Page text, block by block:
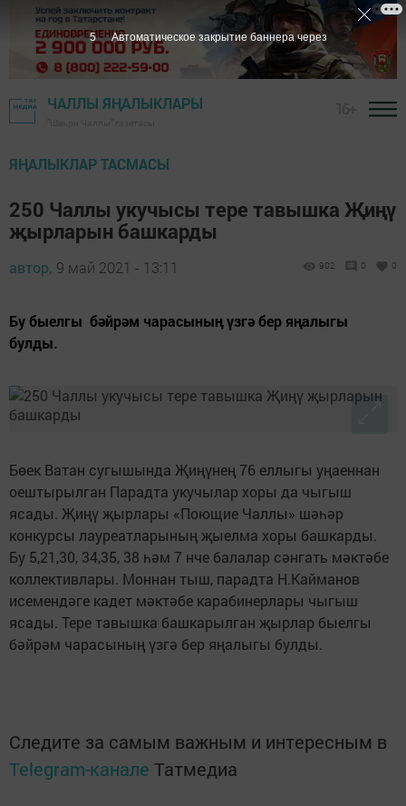
ЧАЛЛЫ ЯҢАЛЫКЛАРЫ
ЯҢАЛЫКЛАР ТАСМАСЫ
250 Чаллы укучысы тере тавышка Җиңү
җырларын башкарды
автор, 9 май 2021 - 13:11 902 0 0
Бу быелгы бәйрәм чарасының үзгә бер яңалыгы
булды.
Бөек Ватан сугышында Җиңүнең 76 еллыгы уңаеннан
оештырылган Парадта укучылар хоры да чыгыш
ясады. Җиңү җырлары «Поющие Чаллы» шәһәр
конкурсы лауреатларының җыелма хоры башкарды.
Бу 5,21,30, 34,35, 38 һәм 7 нче балалар сәнгать мәктәбе
коллективлары. Моннан тыш, парадта Н.Кайманов
исемендәге кадет мәктәбе карабинерлары чыгыш
ясады. Тере тавышка башкарылган җырлар быелгы
бәйрәм чарасының үзгә бер яңалыгы булды.
Следите за самым важным и интересным в
Telegram-канале Татмедиа
4 Автоматическое закрытие баннера через